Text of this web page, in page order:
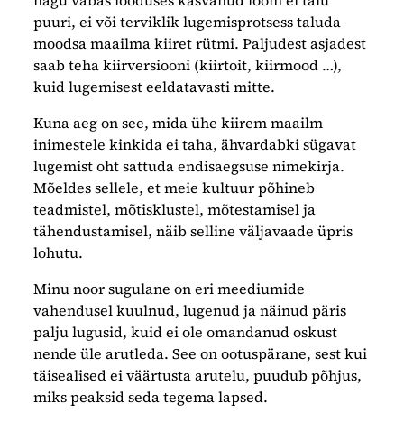
puuri, ei või terviklik lugemisprotsess taluda
moodsa maailma kiiret rütmi. Paljudest asjadest
saab teha kiirversiooni (kiirtoit, kiirmood …),
kuid lugemisest eeldatavasti mitte.
Kuna aeg on see, mida ühe kiirem maailm
inimestele kinkida ei taha, ähvardabki sügavat
lugemist oht sattuda endisaegsuse nimekirja.
Mõeldes sellele, et meie kultuur põhineb
teadmistel, mõtisklustel, mõtestamisel ja
tähendustamisel, näib selline väljavaade üpris
lohutu.
Minu noor sugulane on eri meediumide
vahendusel kuulnud, lugenud ja näinud päris
palju lugusid, kuid ei ole omandanud oskust
nende üle arutleda. See on ootuspärane, sest kui
täisealised ei väärtusta arutelu, puudub põhjus,
miks peaksid seda tegema lapsed.